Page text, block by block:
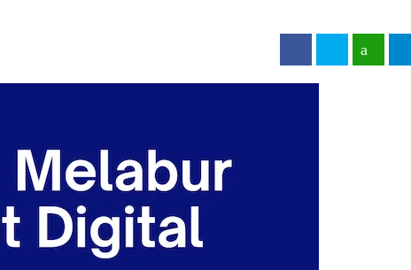
Syarikat Yang Beri Dividen
Tertinggi Di Bursa Malaysia
(2018)